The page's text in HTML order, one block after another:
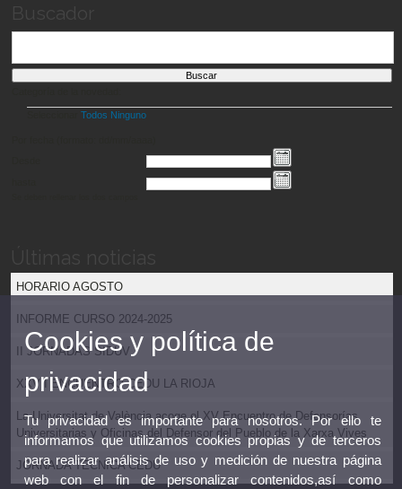
Buscador
Todos Ninguno
Últimas noticias
HORARIO AGOSTO
INFORME CURSO 2024-2025
II JORNADAS SIDUV
XXVII ENCUENTRO CEDU LA RIOJA
La Universitat de València acoge el XV Encuentro de Defensorías
Universitarias y Oficinas del Defensor del Pueblo de la Xarxa Vives
JORNADA TÉCNICA CEDU
Cookies y política de
privacidad
Tu privacidad es importante para nosotros. Por ello te
informamos que utilizamos cookies propias y de terceros
para realizar análisis de uso y medición de nuestra página
web con el fin de personalizar contenidos,así como